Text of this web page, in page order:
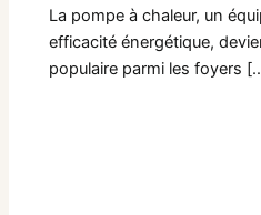
La pompe à chaleur, un
efficacité énergétique,
populaire parmi les foyers